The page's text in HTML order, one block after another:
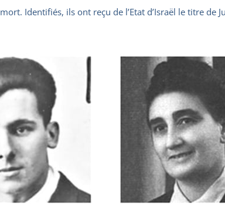
Identifiés, ils ont reçu de l’Etat d’Israël le titre de